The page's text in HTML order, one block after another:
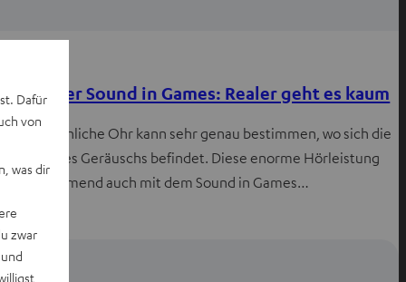
Sound in Games: Realer geht es kaum
Das menschliche Ohr kann sehr genau bestimmen, wo sich die
Quelle eines Geräuschs befindet. Diese enorme Hörleistung
wird zunehmend auch mit dem Sound in Games…
Dafür
von
was dir
zwar